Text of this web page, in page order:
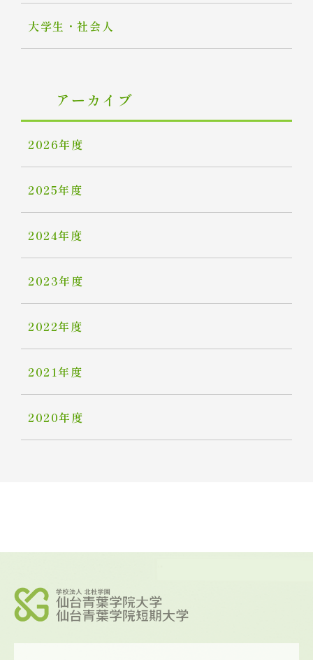
大学生・社会人
アーカイブ
2026年度
2025年度
2024年度
2023年度
2022年度
2021年度
2020年度